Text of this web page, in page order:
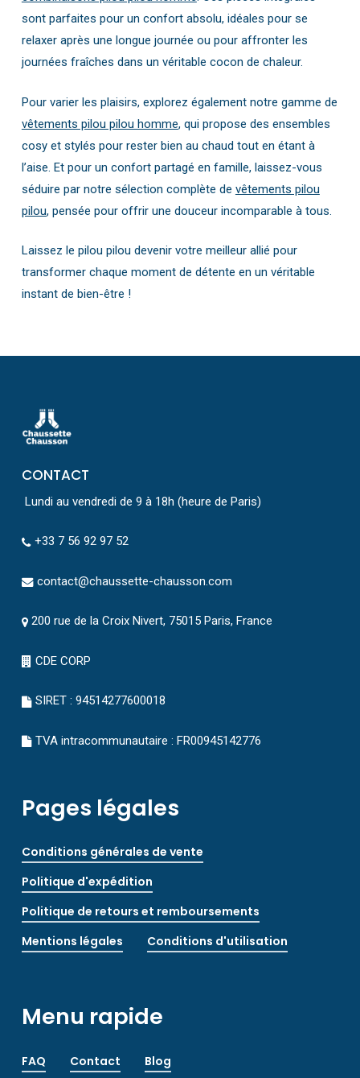
sont parfaites pour un confort absolu, idéales pour se
relaxer après une longue journée ou pour affronter les
journées fraîches dans un véritable cocon de chaleur.
Pour varier les plaisirs, explorez également notre gamme de
vêtements pilou pilou homme, qui propose des ensembles
cosy et stylés pour rester bien au chaud tout en étant à
l’aise. Et pour un confort partagé en famille, laissez-vous
séduire par notre sélection complète de vêtements pilou
pilou, pensée pour offrir une douceur incomparable à tous.
Laissez le pilou pilou devenir votre meilleur allié pour
transformer chaque moment de détente en un véritable
instant de bien-être !
CONTACT
Lundi au vendredi de 9 à 18h (heure de Paris)
+33 7 56 92 97 52
contact@chaussette-chausson.com
200 rue de la Croix Nivert, 75015 Paris, France
CDE CORP
SIRET : 94514277600018
TVA intracommunautaire : FR00945142776
Pages légales
Conditions générales de vente
Politique d'expédition
Politique de retours et remboursements
Mentions légales
Conditions d'utilisation
Menu rapide
FAQ Contact Blog